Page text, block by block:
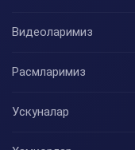
Видеоларимиз
Расмларимиз
Ускуналар